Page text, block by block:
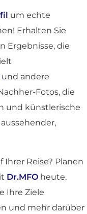
um echte
Erhalten Sie
Ergebnisse, die
und andere
Fotos, die
und künstlerische
Reise? Planen
Dr.MFO heute.
Ihre Ziele
und mehr darüber